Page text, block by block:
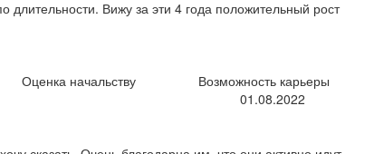
Вижу за эти 4 года положительный рост
Оценка начальству
Возможность карьеры
01.08.2022